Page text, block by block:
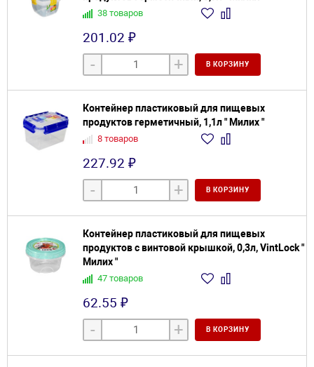
38 товаров
201.02 ₽
- + В КОРЗИНУ
Контейнер пластиковый для пищевых
продуктов герметичный, 1,1л " Милих "
8 товаров
227.92 ₽
- + В КОРЗИНУ
Контейнер пластиковый для пищевых
продуктов с винтовой крышкой, 0,3л, VintLock "
Милих "
47 товаров
62.55 ₽
- + В КОРЗИНУ